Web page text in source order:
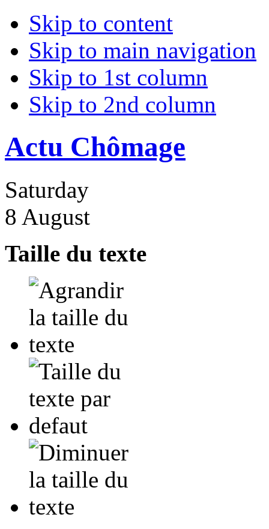
Skip to content
Skip to main navigation
Skip to 1st column
Skip to 2nd column
Actu Chômage
Saturday
8 August
Taille du texte